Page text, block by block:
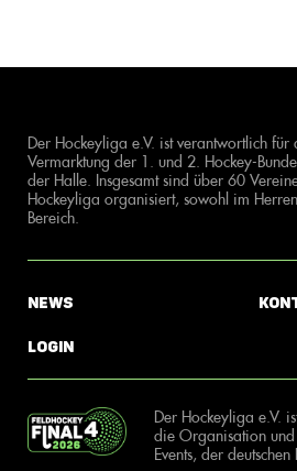
Der Hockeyliga e.V. ist verantwortlich
Vermarktung der 1. und 2. Hockey-
der Halle. Insgesamt sind über 60
Hockeyliga organisiert, sowohl im
Bereich.
News
Login
Der Hockeyliga e.V.
die Organisation
Events, der